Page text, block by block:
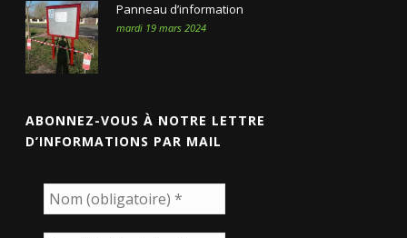
Panneau d’information
mardi 19 mars 2024
ABONNEZ-VOUS À NOTRE LETTRE
D’INFORMATIONS PAR MAIL